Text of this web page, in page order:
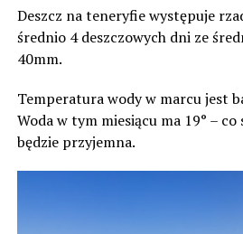
Deszcz na teneryfie występuje
średnio 4 deszczowych dni ze
40mm.
Temperatura wody w marcu jest
Woda w tym miesiącu ma 19° –
będzie przyjemna.